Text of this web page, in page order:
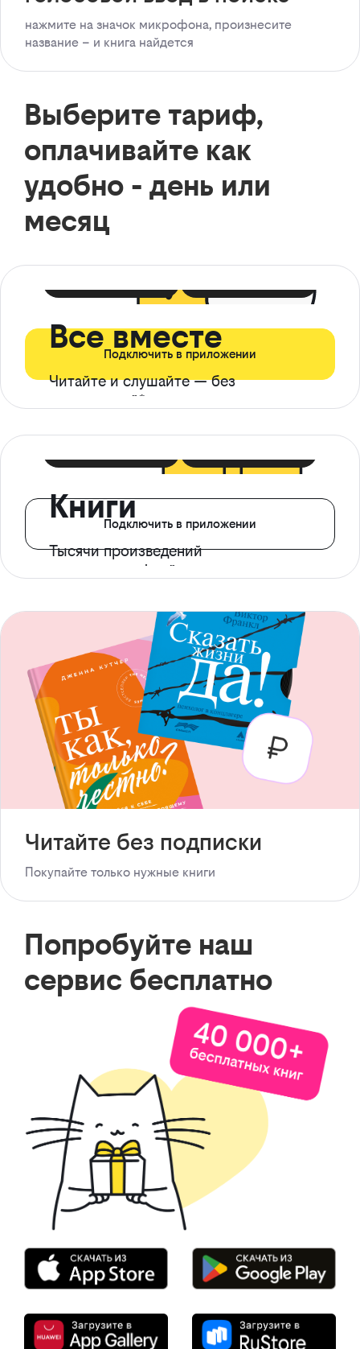
нажмите на значок микрофона, произнесите
название – и книга найдется
Выберите тариф,
оплачивайте как
удобно - день или
месяц
Все вместе
Читайте и слушайте — без
ограничений*
Подключить в приложении
Книги
Тысячи произведений
с доступом офлайн
Подключить в приложении
Читайте без подписки
Покупайте только нужные книги
Попробуйте наш
сервис бесплатно